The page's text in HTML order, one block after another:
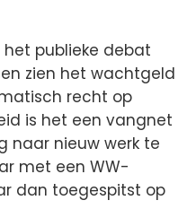
publieke debat
zien het wachtgeld
recht op
is het een vangnet
naar nieuw werk te
met een WW-
dan toegespitst op